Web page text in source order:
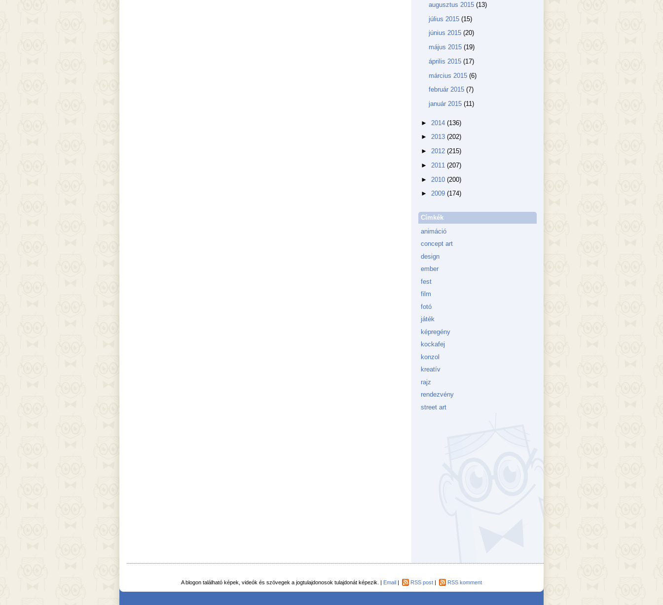
augusztus 2015 (13)
július 2015 (15)
június 2015 (20)
május 2015 (19)
április 2015 (17)
március 2015 (6)
február 2015 (7)
január 2015 (11)
► 2014 (136)
► 2013 (202)
► 2012 (215)
► 2011 (207)
► 2010 (200)
► 2009 (174)
Címkék
animáció
concept art
design
ember
fest
film
fotó
játék
képregény
kockafej
konzol
kreatív
rajz
rendezvény
street art
A blogon található képek, videók és szövegek a jogtulajdonosok tulajdonát képezik. | Email RSS post RSS komment